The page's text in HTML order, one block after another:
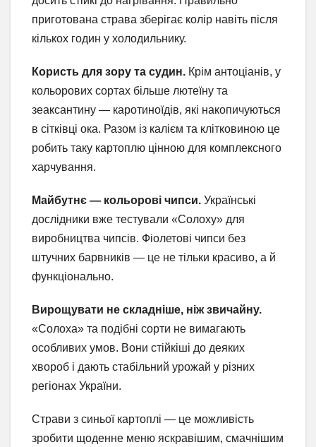
приготована страва зберігає колір навіть після
кількох годин у холодильнику.
Користь для зору та судин. Крім антоціанів, у
кольорових сортах більше лютеїну та
зеаксантину — каротиноїдів, які накопичуються
в сітківці ока. Разом із калієм та клітковиною це
робить таку картоплю цінною для комплексного
харчування.
Майбутнє — кольорові чипси. Українські
дослідники вже тестували «Солоху» для
виробництва чипсів. Фіолетові чипси без
штучних барвників — це не тільки красиво, а й
функціонально.
Вирощувати не складніше, ніж звичайну.
«Солоха» та подібні сорти не вимагають
особливих умов. Вони стійкіші до деяких
хвороб і дають стабільний урожай у різних
регіонах України.
Страви з синьої картоплі — це можливість
зробити щоденне меню яскравішим, смачнішим